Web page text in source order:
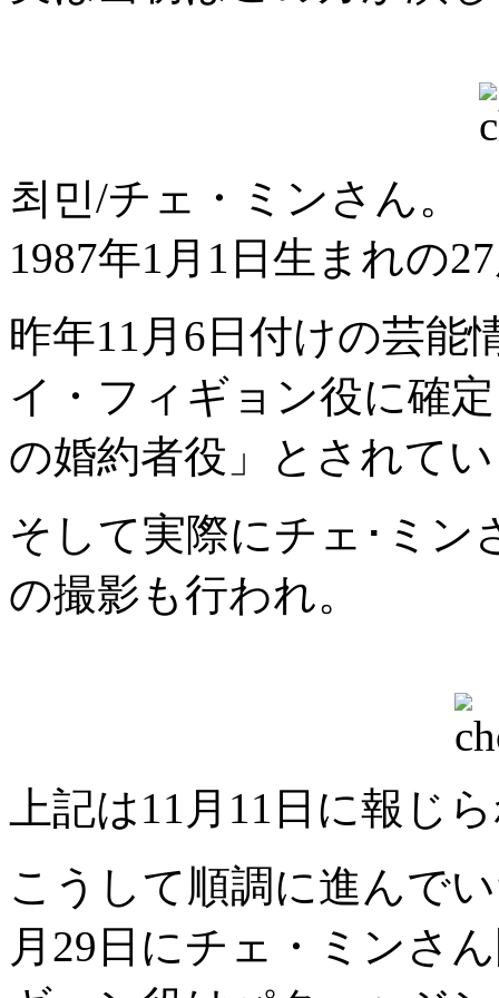
최민/チェ・ミンさん。
1987年1月1日生まれの
昨年11月6日付けの芸能
イ・フィギョン役に確
の婚約者役」とされて
そして実際にチェ･ミン
の撮影も行われ。
上記は11月11日に報じ
こうして順調に進んで
月29日にチェ・ミンさ